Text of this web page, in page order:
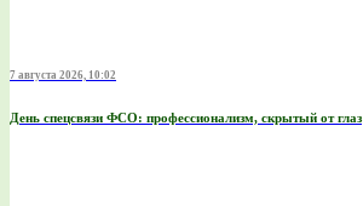
7 августа 2026, 10:02
День спецсвязи ФСО: профессионализм, скрытый от глаз